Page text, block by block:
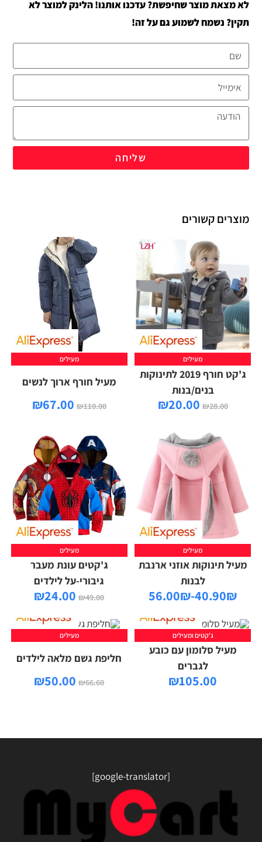
לא מצאת מוצר שחיפשת? עדכנו אותנו! הלינק למוצר לא
תקין? נשמח לשמוע גם על זה!
שליחה
מוצרים קשורים
מעילים
ג'קט חורף 2019 לתינוקות
בנים/בנות
₪28.00
₪20.00
מעילים
מעיל חורף ארוך לנשים
₪110.00
₪67.00
מעילים
מעיל תינוקות אוזני ארנבת
לבנות
40.90₪-56.00₪
מעילים
ג'קטים עונת מעבר
גיבורי-על לילדים
₪49.00
₪24.00
ג'קטים ומעילים
מעיל סלומון עם כובע
לגברים
₪105.00
מעילים
חליפת גשם מלאה לילדים
₪66.60
₪50.00
[google-translator]